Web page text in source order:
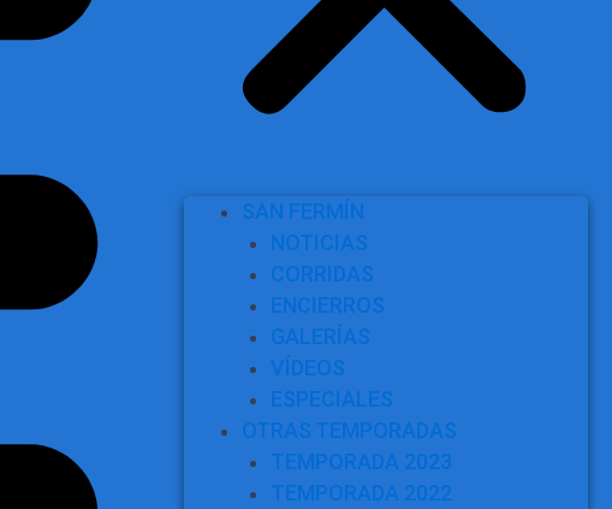
SAN FERMÍN
NOTICIAS
CORRIDAS
ENCIERROS
GALERÍAS
VÍDEOS
ESPECIALES
OTRAS TEMPORADAS
TEMPORADA 2023
TEMPORADA 2022